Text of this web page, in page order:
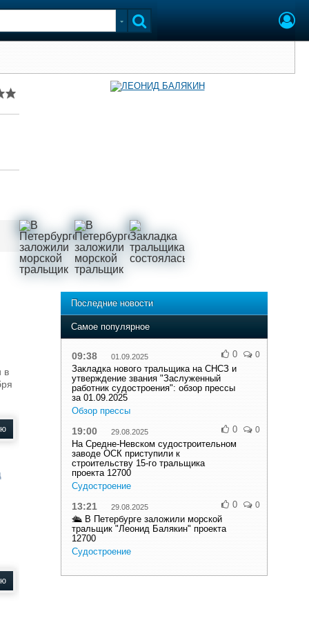
в
Последние новости
Самое популярное
09:38 01.09.2025
Закладка нового тральщика на СНСЗ и
утверждение звания "Заслуженный
работник судостроения": обзор прессы
за 01.09.2025
Обзор прессы
0 0
19:00 29.08.2025
На Средне-Невском судостроительном
заводе ОСК приступили к
строительству 15-го тральщика
проекта 12700
Судостроение
0 0
13:21 29.08.2025
🛳 В Петербурге заложили морской
тральщик "Леонид Балякин" проекта
12700
Судостроение
0 0